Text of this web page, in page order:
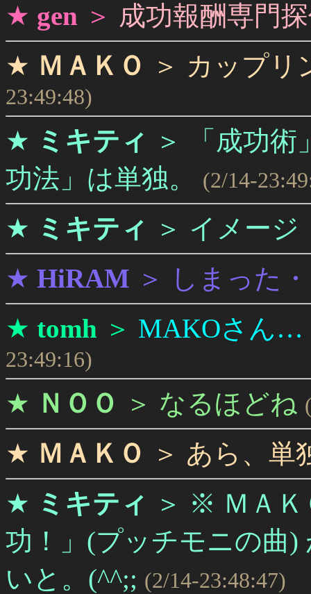
★ gen ＞ 成功報酬専門
★ ＭＡＫＯ ＞ カップリ
23:49:48)
★ ミキティ ＞
「成功
功法」は単独。
(2/14-
★ ミキティ ＞ イメー
★ HiRAM ＞
しまった
★ tomh ＞ MAKOさん
23:49:16)
★ ＮＯＯ ＞ なるほどね
★ ＭＡＫＯ ＞ あら、単
★ ミキティ ＞ ※ ＭＡＫ
功！」(プッチモニの曲)
いと。(^^;; (2/14-23:48:47)